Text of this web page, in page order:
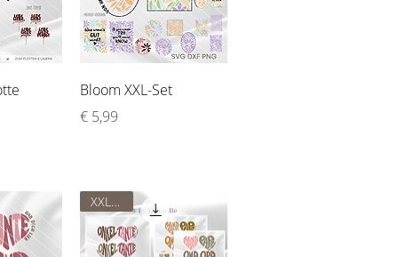
Schnellansicht
Bloom XXL-Set
Preis
€ 5,99
XXL-Set